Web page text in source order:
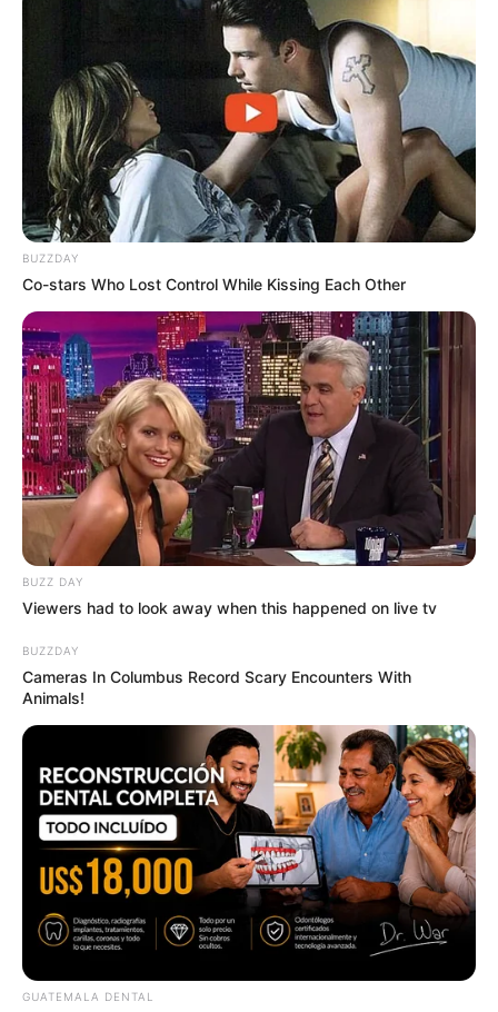
Why Did He Leave At The Peak Of This Show's Run?
BRAINBERRIES
Most People Don't Know That These 8 Celebrities Are
Muslim
BRAINBERRIES
Once Criticized For Her Figure, Now She's Turning
Heads
BRAINBERRIES
BUZZDAY
Co-stars Who Lost Control While Kissing Each Other
BUZZ DAY
Viewers had to look away when this happened on live tv
BUZZDAY
Cameras In Columbus Record Scary Encounters With
Animals!
GUATEMALA DENTAL